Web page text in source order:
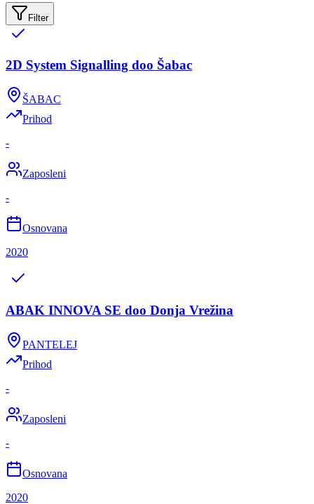
Filter
2D System Signalling doo Šabac
ŠABAC
Prihod
-
Zaposleni
-
Osnovana
2020
ABAK INNOVA SE doo Donja Vrežina
PANTELEJ
Prihod
-
Zaposleni
-
Osnovana
2020